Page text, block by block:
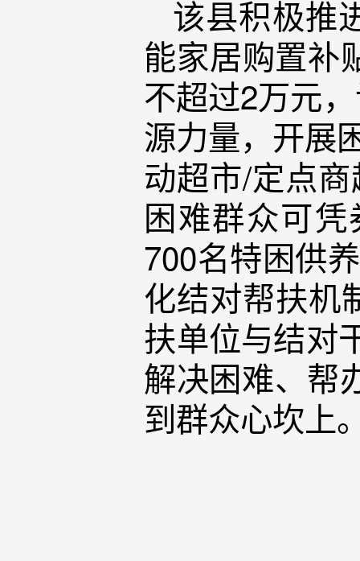
该县积极推
能家居购置补
不超过2万元
源力量，开展
动超市/定点商
困难群众可
700名特困供
化结对帮扶机
扶单位与结对
解决困难、帮
到群众心坎上